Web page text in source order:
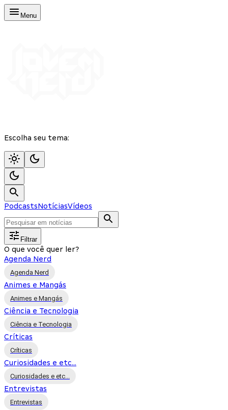
Menu
Escolha seu tema:
PodcastsNotíciasVídeos
Filtrar
O que você quer ler?
Agenda Nerd
Agenda Nerd
Animes e Mangás
Animes e Mangás
Ciência e Tecnologia
Ciência e Tecnologia
Críticas
Críticas
Curiosidades e etc...
Curiosidades e etc...
Entrevistas
Entrevistas